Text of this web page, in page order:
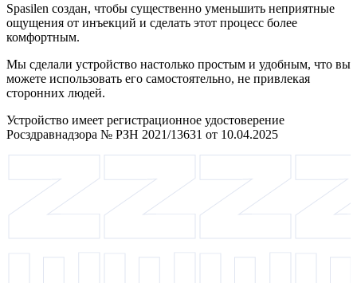
Spasilen создан, чтобы существенно уменьшить неприятные
ощущения от инъекций и сделать этот процесс более
комфортным.
Мы сделали устройство настолько простым и удобным, что вы
можете использовать его самостоятельно, не привлекая
сторонних людей.
Устройство имеет регистрационное удостоверение
Росздравнадзора № РЗН 2021/13631 от 10.04.2025